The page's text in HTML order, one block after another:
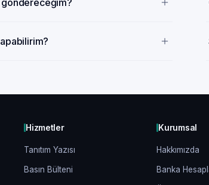
göndereceğim?
Hizmetler
Tanıtım Yazısı
Basın Bülteni
Kurumsal
Hakkımızda
Banka